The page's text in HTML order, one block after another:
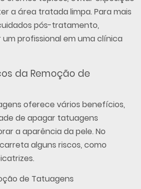
a área tratada limpa. Para mais
pós-tratamento,
profissional em uma clínica
da Remoção de
oferece vários benefícios,
de apagar tatuagens
a aparência da pele. No
alguns riscos, como
de Tatuagens